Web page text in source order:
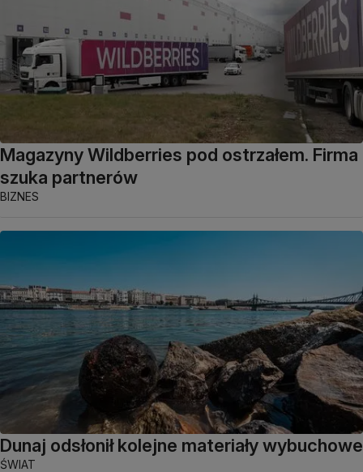
Magazyny Wildberries pod ostrzałem. Firma
szuka partnerów
BIZNES
Dunaj odsłonił kolejne materiały wybuchowe
ŚWIAT